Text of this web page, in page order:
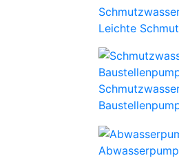
Leichte